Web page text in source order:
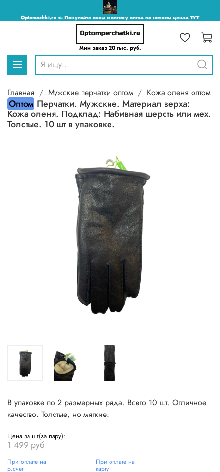
Optomochki.ru <-- Покупайте очки и оптику оптом по низким ценам ТУТ
Мин заказ 20 тыс. руб.
Главная Мужские перчатки оптом Кожа оленя оптом
Оптом Перчатки. Мужские. Материал верха:
Кожа оленя. Подклад: Набивная шерсть или мех.
Толстые. 10 шт в упаковке.
В упаковке по 2 размерных ряда. Всего 10 шт. Отличное
качество. Толстые, но мягкие.
Цена за шт(за пару):
1 499 руб
При оплате на
р.счет
При оплате на
карту